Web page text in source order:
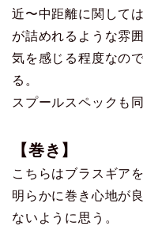
近〜中距離に関して
が詰めれるような雰
気を感じる程度なの
る。
スプールスペックも
【巻き】
こちらはブラスギア
明らかに巻き心地が
ないように思う。